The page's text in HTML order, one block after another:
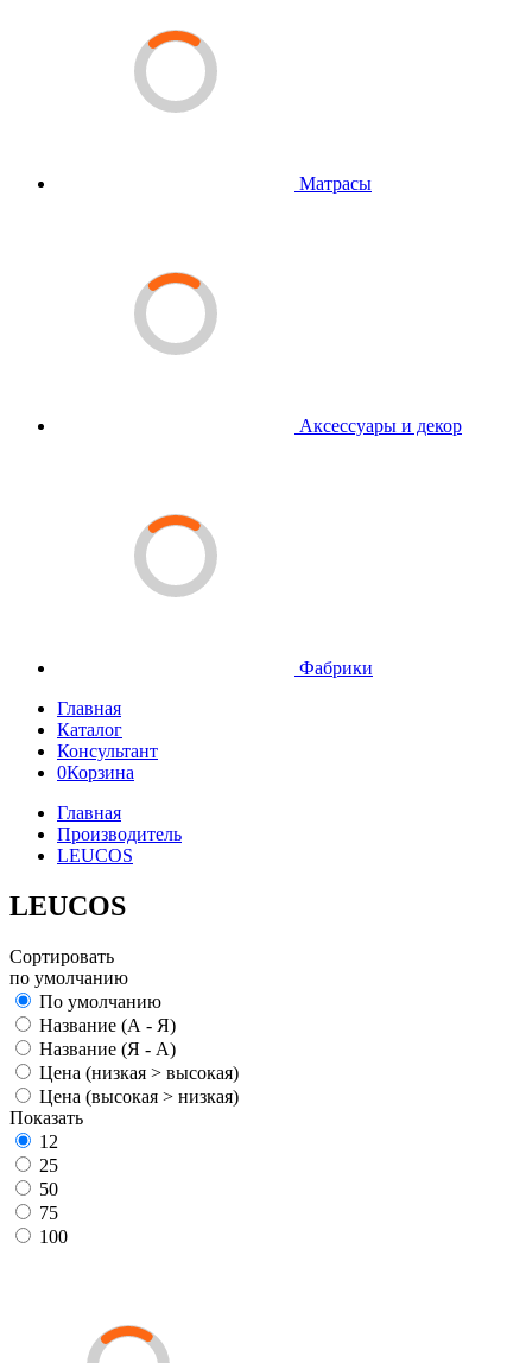
Матрасы
Аксессуары и декор
Фабрики
Главная
Каталог
Консультант
0Корзина
Главная
Производитель
LEUCOS
LEUCOS
Сортировать
по умолчанию
По умолчанию
Название (А - Я)
Название (Я - А)
Цена (низкая > высокая)
Цена (высокая > низкая)
Показать
12
25
50
75
100